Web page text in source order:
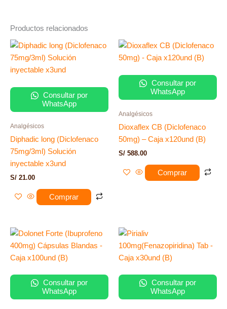
Productos relacionados
Consultar por
WhatsApp
Analgésicos
Diphadic long (Diclofenaco
75mg/3ml) Solución
inyectable x3und
S/ 21.00
Comprar
Consultar por
WhatsApp
Analgésicos
Dioxaflex CB (Diclofenaco
50mg) – Caja x120und (B)
S/ 588.00
Comprar
Consultar por
WhatsApp
Consultar por
WhatsApp